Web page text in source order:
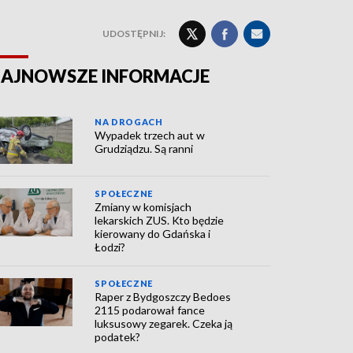
UDOSTĘPNIJ:
INFORMACJE
NA DROGACH
Wypadek trzech aut w
Grudziądzu. Są ranni
SPOŁECZNE
Zmiany w komisjach
lekarskich ZUS. Kto będzie
kierowany do Gdańska i
Łodzi?
SPOŁECZNE
Raper z Bydgoszczy Bedoes
2115 podarował fance
luksusowy zegarek. Czeka ją
podatek?